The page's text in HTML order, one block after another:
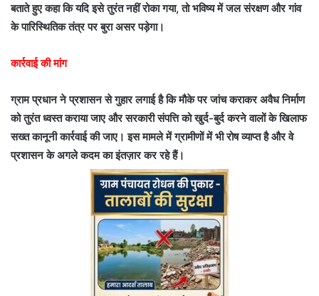
बताते हुए कहा कि यदि इसे तुरंत नहीं रोका गया, तो भविष्य में जल संरक्षण और गांव
के पारिस्थितिक तंत्र पर बुरा असर पड़ेगा।
कार्रवाई की मांग
ग्राम प्रधान ने प्रशासन से गुहार लगाई है कि मौके पर जांच कराकर अवैध निर्माण
को तुरंत ध्वस्त कराया जाए और सरकारी संपत्ति को खुर्द-बुर्द करने वालों के खिलाफ
सख्त कानूनी कार्रवाई की जाए। इस मामले में ग्रामीणों में भी रोष व्याप्त है और वे
प्रशासन के अगले कदम का इंतज़ार कर रहे हैं।